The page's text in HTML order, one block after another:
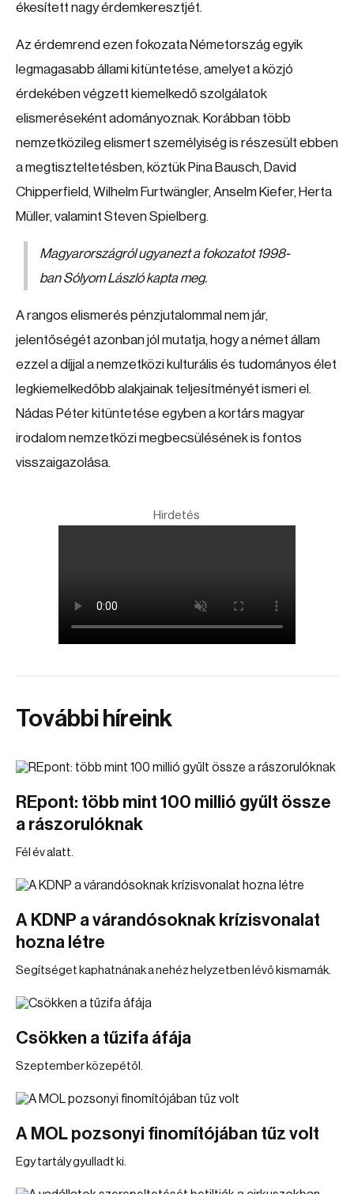
ékesített nagy érdemkeresztjét.
Az érdemrend ezen fokozata Németország egyik
legmagasabb állami kitüntetése, amelyet a közjó
érdekében végzett kiemelkedő szolgálatok
elismeréseként adományoznak. Korábban több
nemzetközileg elismert személyiség is részesült ebben
a megtiszteltetésben, köztük Pina Bausch, David
Chipperfield, Wilhelm Furtwängler, Anselm Kiefer, Herta
Müller, valamint Steven Spielberg.
Magyarországról ugyanezt a fokozatot 1998-
ban Sólyom László kapta meg.
A rangos elismerés pénzjutalommal nem jár,
jelentőségét azonban jól mutatja, hogy a német állam
ezzel a díjjal a nemzetközi kulturális és tudományos élet
legkiemelkedőbb alakjainak teljesítményét ismeri el.
Nádas Péter kitüntetése egyben a kortárs magyar
irodalom nemzetközi megbecsülésének is fontos
visszaigazolása.
Hirdetés
További híreink
REpont: több mint 100 millió gyűlt össze
a rászorulóknak
Fél év alatt.
A KDNP a várandósoknak krízisvonalat
hozna létre
Segítséget kaphatnának a nehéz helyzetben lévő kismamák.
Csökken a tűzifa áfája
Szeptember közepétől.
A MOL pozsonyi finomítójában tűz volt
Egy tartály gyulladt ki.